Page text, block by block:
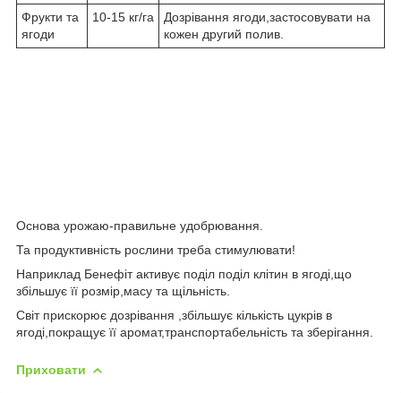
Фрукти та
ягоди
10-15 кг/га
Дозрівання ягоди,застосовувати на
кожен другий полив.
Основа урожаю-правильне удобрювання.
Та продуктивність рослини треба стимулювати!
Наприклад Бенефіт активує поділ поділ клітин в ягоді,що
збільшує її розмір,масу та щільність.
Світ прискорює дозрівання ,збільшує кількість цукрів в
ягоді,покращує її аромат,транспортабельність та зберігання.
Приховати